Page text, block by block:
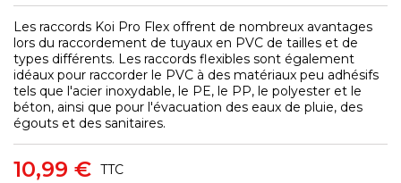
Les raccords Koi Pro Flex offrent de nombreux avantages
lors du raccordement de tuyaux en PVC de tailles et de
types différents. Les raccords flexibles sont également
idéaux pour raccorder le PVC à des matériaux peu adhésifs
tels que l'acier inoxydable, le PE, le PP, le polyester et le
béton, ainsi que pour l'évacuation des eaux de pluie, des
égouts et des sanitaires.
10,99 € TTC